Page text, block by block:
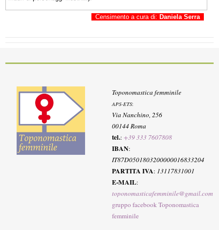
Censimento a cura di: Daniela Serra
Toponomastica femminile
APS-ETS:
Via Nanchino, 256
00144 Roma
tel.:+39 333 7607808
IBAN:
IT87D0501803200000016833204
PARTITA IVA: 13117831001
E-MAIL:
toponomasticafemminile@gmail.com
gruppo facebook Toponomastica
femminile